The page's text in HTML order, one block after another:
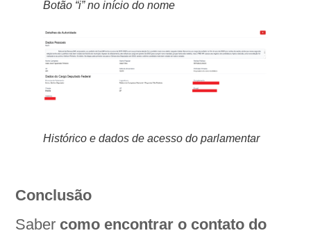
Botão “i” no início do nome
Histórico e dados de acesso do parlamentar
Conclusão
Saber como encontrar o contato do